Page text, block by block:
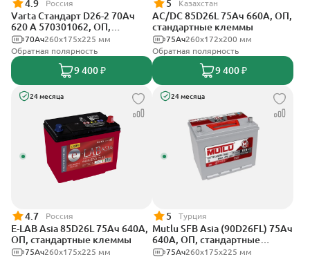
4.9 Россия
Varta Стандарт D26-2 70Ач
620 A 570301062, ОП,
стандартные клеммы
260х175х225 мм
70Ач
Обратная полярность
9 400 ₽
5 Казахстан
AC/DC 85D26L 75Ач 660А, ОП,
стандартные клеммы
260x172x200 мм
75Ач
Обратная полярность
9 400 ₽
24 месяца
4.7 Россия
E-LAB Asia 85D26L 75Ач 640А,
ОП, стандартные клеммы
260х175х225 мм
75Ач
24 месяца
5 Турция
Mutlu SFB Asia (90D26FL) 75Ач
640А, ОП, стандартные
клеммы260х175х225 мм
75Ач